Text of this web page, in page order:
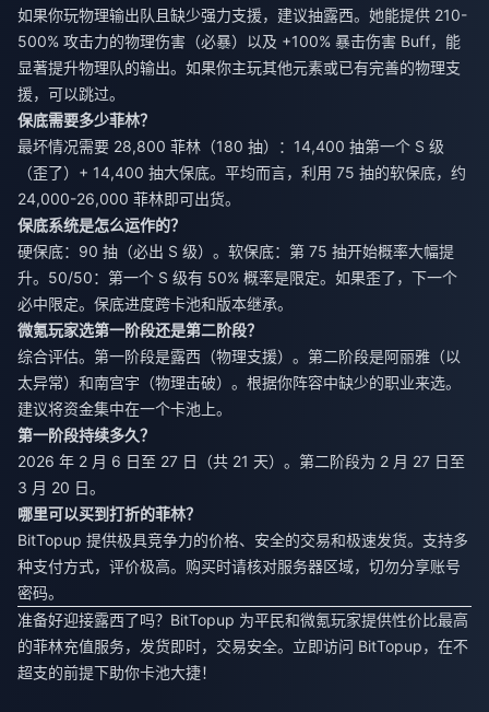
如果你玩物理输出队且缺少强力支援，建议抽露西。她能提供 210-
500% 攻击力的物理伤害（必暴）以及 +100% 暴击伤害 Buff，能
显著提升物理队的输出。如果你主玩其他元素或已有完善的物理支
援，可以跳过。
保底需要多少菲林？
最坏情况需要 28,800 菲林（180 抽）：14,400 抽第一个 S 级
（歪了）+ 14,400 抽大保底。平均而言，利用 75 抽的软保底，约
24,000-26,000 菲林即可出货。
保底系统是怎么运作的？
硬保底：90 抽（必出 S 级）。软保底：第 75 抽开始概率大幅提
升。50/50：第一个 S 级有 50% 概率是限定。如果歪了，下一个
必中限定。保底进度跨卡池和版本继承。
微氪玩家选第一阶段还是第二阶段？
综合评估。第一阶段是露西（物理支援）。第二阶段是阿丽雅（以
太异常）和南宫宇（物理击破）。根据你阵容中缺少的职业来选。
建议将资金集中在一个卡池上。
第一阶段持续多久？
2026 年 2 月 6 日至 27 日（共 21 天）。第二阶段为 2 月 27 日至
3 月 20 日。
哪里可以买到打折的菲林？
BitTopup 提供极具竞争力的价格、安全的交易和极速发货。支持多
种支付方式，评价极高。购买时请核对服务器区域，切勿分享账号
密码。
准备好迎接露西了吗？BitTopup 为平民和微氪玩家提供性价比最高
的菲林充值服务，发货即时，交易安全。立即访问 BitTopup，在不
超支的前提下助你卡池大捷！